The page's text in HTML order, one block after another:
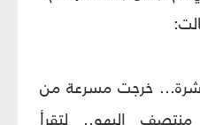
خرجت مسرعة من
البهو.. لتقرأ